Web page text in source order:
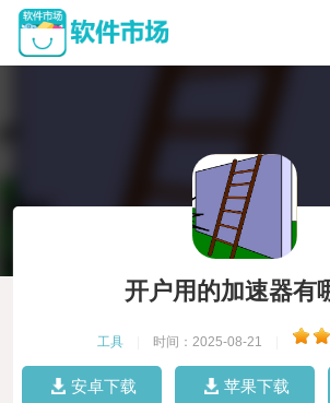
开户用的加速器有
工具 时间：2025-08-21
安卓下载 苹果下载